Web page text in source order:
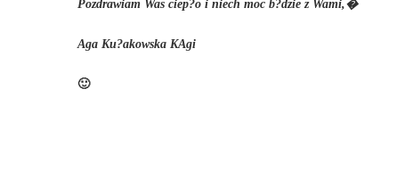
Pozdrawiam Was ciep?o i niech moc b?dzie z Wami,�
Aga Ku?akowska KAgi
🙂